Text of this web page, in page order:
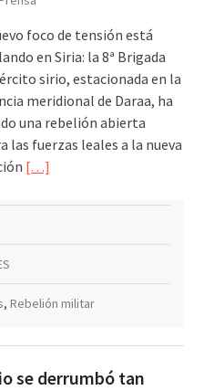
foco de tensión está
en Siria: la 8ª Brigada
sirio, estacionada en la
meridional de Daraa, ha
una rebelión abierta
las fuerzas leales a la nueva
[…]
, Rebelión militar
se derrumbó tan